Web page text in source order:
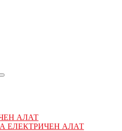
АЛАТ
ЕЛЕКТРИЧЕН АЛАТ